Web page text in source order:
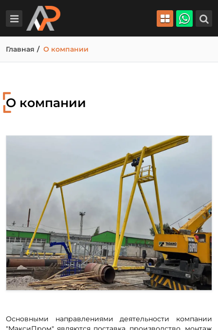
Главная О компании
О компании
Основными направлениями деятельности компании